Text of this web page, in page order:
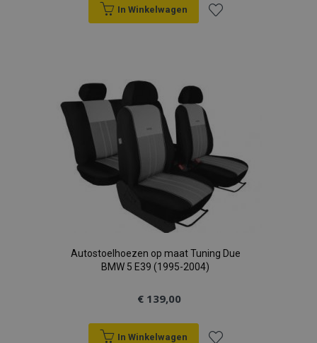
In Winkelwagen
verlanglijst
Autostoelhoezen op maat Tuning Due
BMW 5 E39 (1995-2004)
€ 139,00
In Winkelwagen